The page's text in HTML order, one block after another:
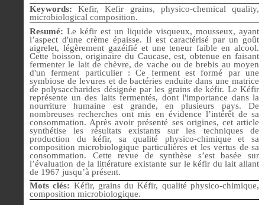
Keywords: Kefir, Kefir grains, physico-chemical quality,
microbiological composition.
Resumé: Le kéfir est un liquide visqueux, mousseux, ayant
l’aspect d'une crème épaisse. Il est caractérisé par un goût
aigrelet, légèrement gazéifié et une teneur faible en alcool.
Cette boisson, originaire du Caucase, est, obtenue en faisant
fermenter le lait de chèvre, de vache ou de brebis au moyen
d'un ferment particulier : Ce ferment est formé par une
symbiose de levures et de bactéries enduite dans une matrice
de polysaccharides désignée par les grains de kéfir. Le Kéfir
représente un des laits fermentés, dont l'importance dans la
nourriture humaine est grande, en plusieurs pays. De
nombreuses recherches ont mis en évidence l’intérêt de sa
consommation. Après avoir présenté ses origines, cet article
synthétise les résultats existants sur les techniques de
production du kéfir, sa qualité physico-chimique et sa
composition microbiologique particulières et les vertus de sa
consommation. Cette revue de synthèse s’est basée sur
l’évaluation de la littérature existante sur le kéfir du lait allant
de 1967 jusqu’à présent.
Mots clés: Kéfir, grains du Kéfir, qualité physico-chimique,
composition microbiologique.